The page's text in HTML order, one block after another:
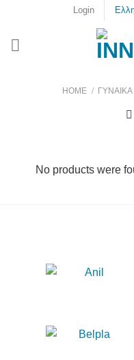
content
Login
HOME / ΓΥΝΑΙΚΑ
No products were